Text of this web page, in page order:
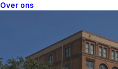
Over ons